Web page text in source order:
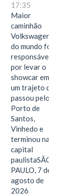
17:35
Maior
caminhão
Volkswagen
do mundo foi
responsável
por levar o
showcar em
um trajeto que
passou pelo
Porto de
Santos,
Vinhedo e
terminou na
capital
paulistaSÃO
PAULO, 7 de
agosto de
2026